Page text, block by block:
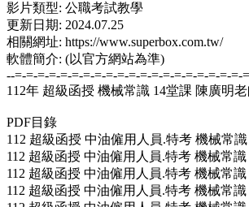
影片類型: 公職考試教學
更新日期: 2024.07.25
相關網址: https://www.superbox.com.tw/
軟體簡介: (以官方網站為準)
--=-=-=-=-=-=-=-=-=-=-=-=-=-=-=-=-=-=-=-=-
112年 超級函授 機械常識 14堂課 陳廣明
PDF目錄
112 超級函授 中油僱用人員.特考 機械常
112 超級函授 中油僱用人員.特考 機械常
112 超級函授 中油僱用人員.特考 機械常
112 超級函授 中油僱用人員.特考 機械常